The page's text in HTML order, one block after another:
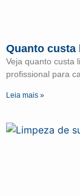
Quanto custa
Veja quanto custa
profissional para
Leia mais »